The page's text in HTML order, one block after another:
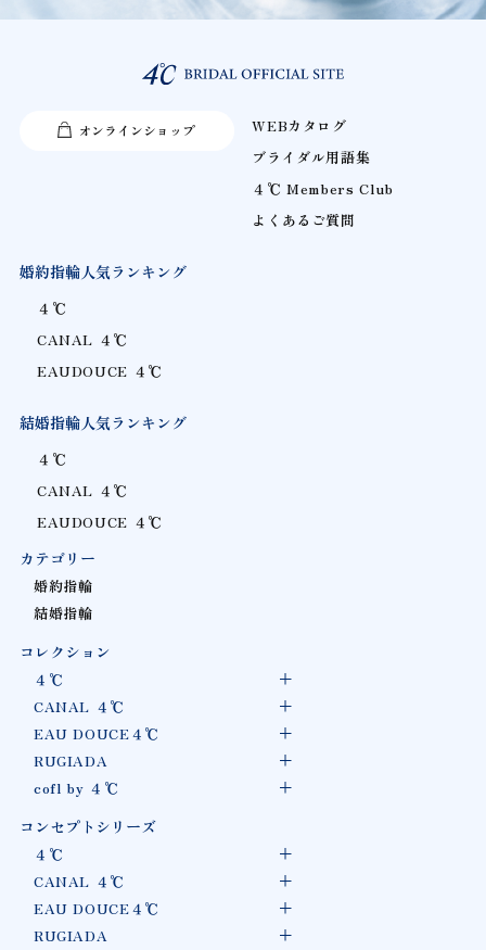
オンラインショップ
WEBカタログ
ブライダル用語集
４℃ Members Club
よくあるご質問
婚約指輪人気ランキング
４℃
CANAL ４℃
EAUDOUCE ４℃
結婚指輪人気ランキング
４℃
CANAL ４℃
EAUDOUCE ４℃
カテゴリー
婚約指輪
結婚指輪
コレクション
４℃
CANAL ４℃
EAU DOUCE４℃
RUGIADA
cofl by ４℃
コンセプトシリーズ
４℃
CANAL ４℃
EAU DOUCE４℃
RUGIADA